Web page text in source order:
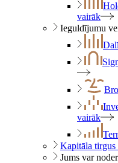
vairāk
Ieguldījumu
vairāk
Kapitāla tirgus
Jums var